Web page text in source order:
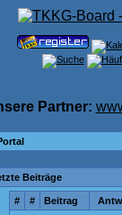
Partner:
Beiträge
# # Beitrag